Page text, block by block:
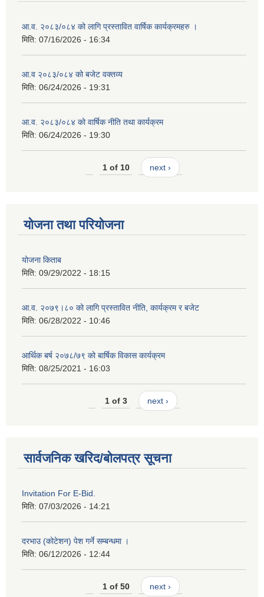
आ.व. २०८३/०८४ को लागि प्रस्तावित वार्षिक कार्यक्रमहरु ।
मिति: 07/16/2026 - 16:34
आ.व २०८३/०८४ को बजेट वक्तव्य
मिति: 06/24/2026 - 19:31
आ.व. २०८३/०८४ को वार्षिक नीति तथा कार्यक्रम
मिति: 06/24/2026 - 19:30
1 of 10 next ›
योजना तथा परियोजना
योजना किताब
मिति: 09/29/2022 - 18:15
आ.व. २०७९।८० को लागि प्रस्तावित नीति, कार्यक्रम र बजेट
मिति: 06/28/2022 - 10:46
आर्थिक बर्ष २०७८/७९ को बार्षिक विकास कार्यक्रम
मिति: 08/25/2021 - 16:03
1 of 3 next ›
सार्वजनिक खरिद/बोलपत्र सूचना
Invitation For E-Bid.
मिति: 07/03/2026 - 14:21
दरभाउ (कोटेशन) पेश गर्ने सम्बन्धमा ।
मिति: 06/12/2026 - 12:44
1 of 50 next ›